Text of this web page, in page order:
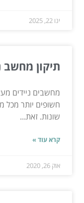
ינו 22, 2025
תיקון מחשב
מחשבים ניידים
חשופים יותר מכל
שונות. זאת...
קרא עוד »
אוק 26, 2020